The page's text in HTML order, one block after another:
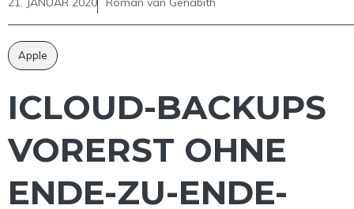
Apple
ICLOUD-BACKUPS
VORERST OHNE
ENDE-ZU-ENDE-